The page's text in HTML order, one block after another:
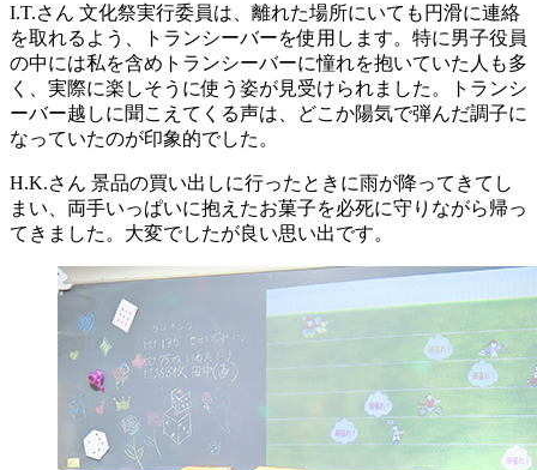
I.T.さん 文化祭実行委員は、離れた場所にいても円滑に連絡
を取れるよう、トランシーバーを使用します。特に男子役員
の中には私を含めトランシーバーに憧れを抱いていた人も多
く、実際に楽しそうに使う姿が見受けられました。トランシ
ーバー越しに聞こえてくる声は、どこか陽気で弾んだ調子に
なっていたのが印象的でした。
H.K.さん 景品の買い出しに行ったときに雨が降ってきてし
まい、両手いっぱいに抱えたお菓子を必死に守りながら帰っ
てきました。大変でしたが良い思い出です。